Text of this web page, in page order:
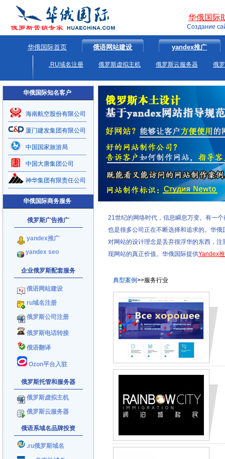
华俄国际
Создание
华俄国际首页 俄语网站建设 yandex推广
.RU域名注册 俄罗斯虚拟主机 俄罗斯云服务器 俄
华俄国际知名客户
海南航空股份有限公司
厦门建发集团有限公司
中国国家旅游局
中国大唐集团公司
神华集团有限责任公司
华俄国际商务服务
俄罗斯广告推广
yandex推广
yandex seo
企业俄罗斯配套服务
俄语网站建设
ru域名注册
俄罗斯公司注册
俄罗斯电话转接
俄语翻译
Ozon平台入驻
俄罗斯托管和服务器
俄罗斯虚拟主机
俄罗斯云服务器
俄语系域名品牌投资
.ru俄罗斯域名
21世纪的网络时代，信息瞬息万变。有一个
也是很多公司正在不断选择和追求的。华
对网站的设计理念是丢弃很浮华的东西，
现网站的真正价值。华俄国际提供Yandex
典型案例>>服务行业